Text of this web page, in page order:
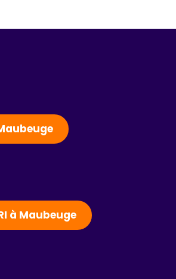
à Maubeuge